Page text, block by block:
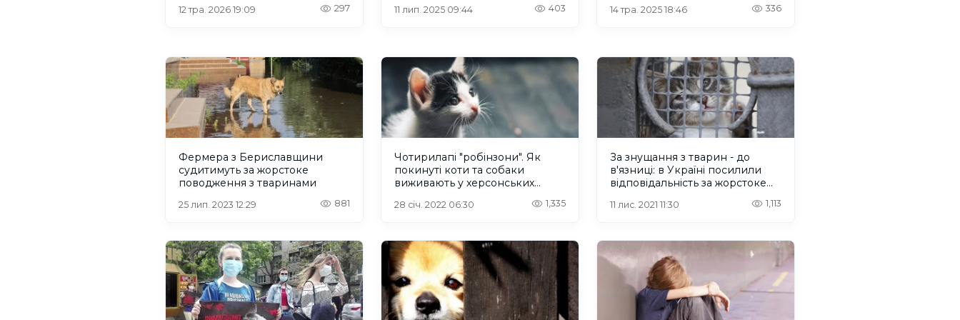
12 тра. 2026 19:09 297 11 лип. 2025 09:44 403 14 тра. 2025 18:46 336
Фермера з Бериславщини
судитимуть за жорстоке
поводження з тваринами
25 лип. 2023 12:29 881
Чотирилапі "робінзони". Як
покинуті коти та собаки
виживають у херсонських
28 січ. 2022 06:30 1,335
За знущання з тварин - до
в'язниці: в Україні посилили
відповідальність за жорстоке
11 лис. 2021 11:30 1,113